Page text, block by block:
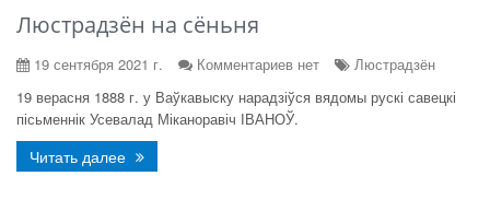
Люстрадзён на сёньня
19 сентября 2021 г. Комментариев нет
Люстрадзён
19 верасня 1888 г. у Ваўкавыску нарадзіўся вядомы рускі савецкі
пісьменнік Усевалад Міканоравіч ІВАНОЎ.
Читать далее